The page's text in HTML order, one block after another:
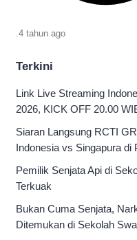
.4 tahun ago
Terkini
Link Live Streaming
2026, KICK OFF 20.00
Siaran Langsung RCTI
Indonesia vs Singapura di
Pemilik Senjata Api di
Terkuak
Bukan Cuma Senjata,
Ditemukan di Sekolah